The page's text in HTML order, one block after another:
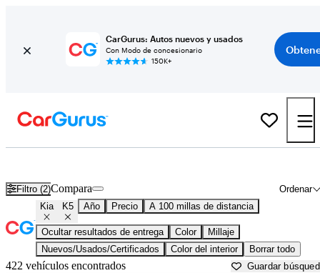
CarGurus: Autos nuevos y usados
Con Modo de concesionario
150K+
Filtro (2) Ordenar
Compara
Kia K5 Año Precio A 100 millas de distancia
Ocultar resultados de entrega Color
Millaje
Nuevos/Usados/Certificados
Color del interior Borrar todo
422 vehículos encontrados Guardar